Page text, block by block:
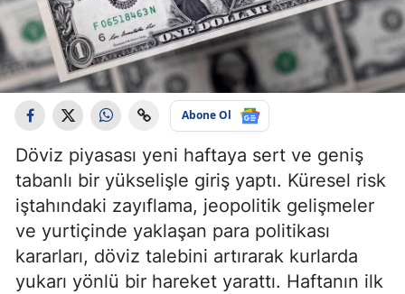
Abone Ol
Döviz piyasası yeni haftaya sert ve geniş
tabanlı bir yükselişle giriş yaptı. Küresel risk
iştahındaki zayıflama, jeopolitik gelişmeler
ve yurtiçinde yaklaşan para politikası
kararları, döviz talebini artırarak kurlarda
yukarı yönlü bir hareket yarattı. Haftanın ilk